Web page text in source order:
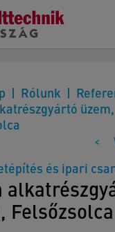
Rólunk
üzem,
<
és ipari
Felsőzsolca